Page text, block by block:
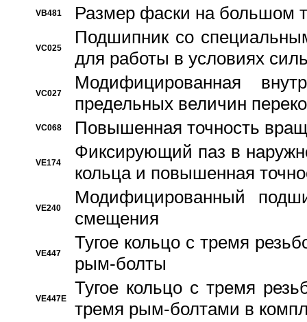
VB481 Размер фаски на большом
VC025
Подшипник со
для работы в условиях
VC027
Модифицированная
предельных величин
VC068 Повышенная точность
VE174
Фиксирующий паз в
кольца и повышенная
VE240
Модифицированный
смещения
VE447
Тугое кольцо с тремя
рым-болты
VE447E
Тугое кольцо с тремя
тремя рым-болтами в